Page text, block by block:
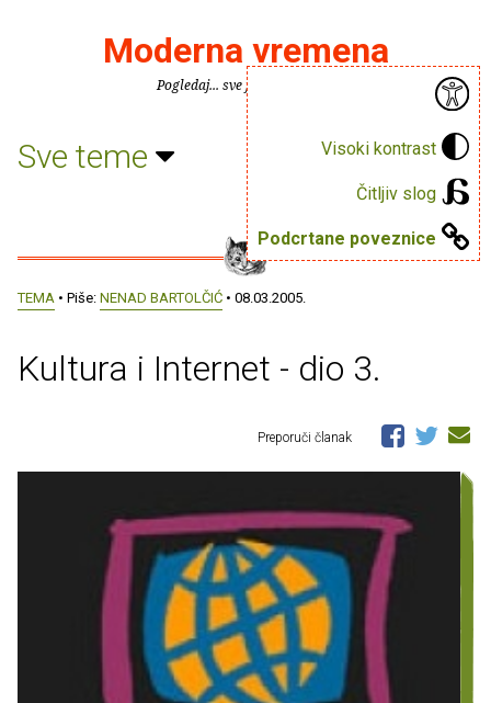
Visoki kontrast
Čitljiv slog
Podcrtane poveznice
Moderna vremena
Pogledaj... sve je puno knjiga.
Sve teme
TEMA • Piše: NENAD BARTOLČIĆ • 08.03.2005.
Kultura i Internet - dio 3.
Preporuči članak